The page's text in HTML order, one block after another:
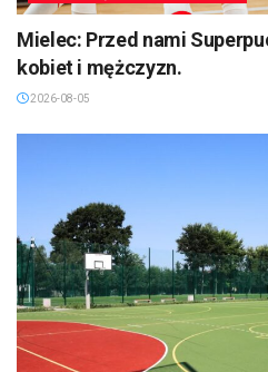
Mielec: Przed nami
kobiet i mężczyzn.
2026-08-05